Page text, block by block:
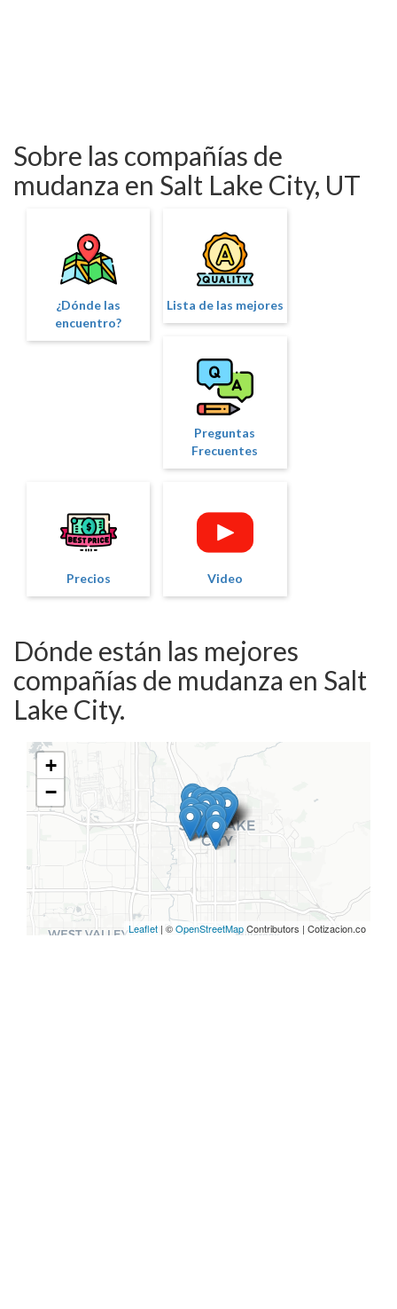
Sobre las compañías de
mudanza en Salt Lake City, UT
¿Dónde las
encuentro?
Lista de las mejores
Preguntas
Frecuentes
Precios Video
Dónde están las mejores
compañías de mudanza en Salt
Lake City.
+
−
Leaflet | ©OpenStreetMapContributors | Cotizacion.co